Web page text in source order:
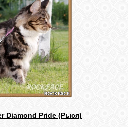
Diamond Pride (Рыся)